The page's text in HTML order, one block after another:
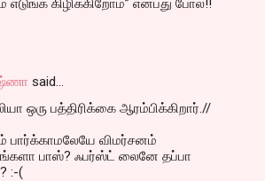
எடுங்க கிழிக்கிறோம்” என்பது போல!!
said…
ஒரு பத்திரிக்கை ஆரம்பிக்கிறார்.//
பார்க்காமலேயே விமர்சனம்
பாஸ்? ஃபர்ஸ்ட் லைனே தப்பா
:-(